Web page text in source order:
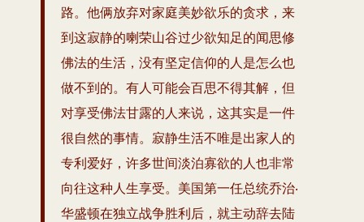
路。他俩放弃对家庭美妙欲乐的贪求，来
到这寂静的喇荣山谷过少欲知足的闻思修
佛法的生活，没有坚定信仰的人是怎么也
做不到的。有人可能会百思不得其解，但
对享受佛法甘露的人来说，这其实是一件
很自然的事情。寂静生活不唯是出家人的
专利爱好，许多世间淡泊寡欲的人也非常
向往这种人生享受。美国第一任总统乔治‧
华盛顿在独立战争胜利后，就主动辞去陆